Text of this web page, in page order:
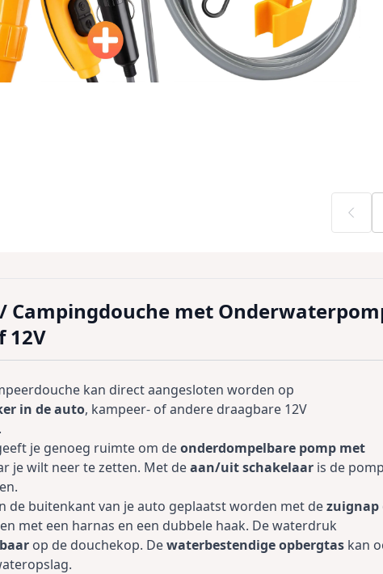
Campingdouche met
12V
kan direct aangesloten worden op
in de auto, kampeer- of andere draagbare 12V
je genoeg ruimte om deonderdompelbare pomp met
je wilt neer te zetten. Met deaan/uit schakelaar is de pomp
de buitenkant van je auto geplaatst worden met dezuignap
met een harnas en een dubbele haak. De waterdruk
op de douchekop. Dewaterbestendige opbergtas kan